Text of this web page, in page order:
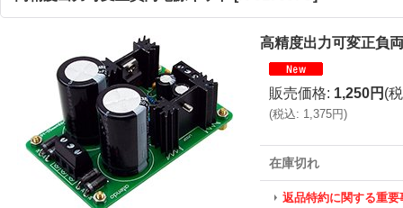
高精度出力可変正負
販売価格: 1,250円 (
(税込: 1,375円)
在庫切れ
返品特約に関する重要